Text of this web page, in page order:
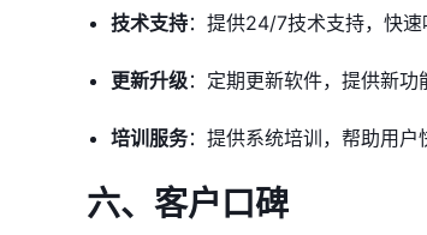
技术支持：提供24/7技术支持，快速
更新升级：定期更新软件，提供新功
培训服务：提供系统培训，帮助用户
六、客户口碑